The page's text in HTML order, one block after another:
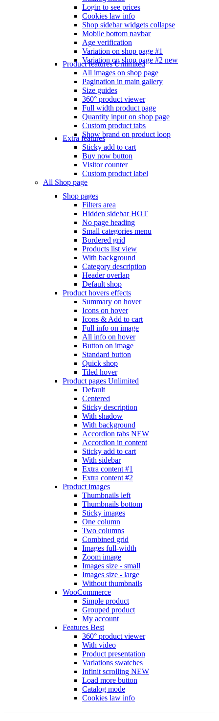
Login to see prices
Cookies law info
Shop sidebar widgets collapse
Mobile bottom navbar
Age verification
Variation on shop page #1
Variation on shop page #2 new
Product featuresUnlimited
All images on shop page
Pagination in main gallery
Size guides
360° product viewer
Full width product page
Quantity input on shop page
Custom product tabs
Show brand on product loop
Extra features
Sticky add to cart
Buy now button
Visitor counter
Custom product label
All Shop page
Shop pages
Filters area
Hidden sidebarHOT
No page heading
Small categories menu
Bordered grid
Products list view
With background
Category description
Header overlap
Default shop
Product hovers effects
Summary on hover
Icons on hover
Icons & Add to cart
Full info on image
All info on hover
Button on image
Standard button
Quick shop
Tiled hover
Product pages Unlimited
Default
Centered
Sticky description
With shadow
With background
Accordion tabs NEW
Accordion in content
Sticky add to cart
With sidebar
Extra content #1
Extra content #2
Product images
Thumbnails left
Thumbnails bottom
Sticky images
One column
Two columns
Combined grid
Images full-width
Zoom image
Images size - small
Images size - large
Without thumbnails
WooCommerce
Simple product
Grouped product
My account
Features Best
360° product viewer
With video
Product presentation
Variations swatches
Infinit scrolling NEW
Load more button
Catalog mode
Cookies law info